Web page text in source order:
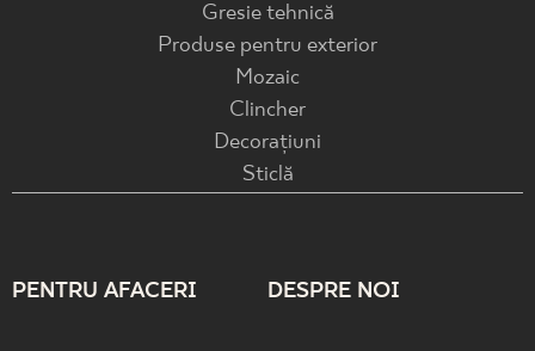
Gresie tehnică
Produse pentru exterior
Mozaic
Clincher
Decorațiuni
Sticlă
PENTRU AFACERI DESPRE NOI